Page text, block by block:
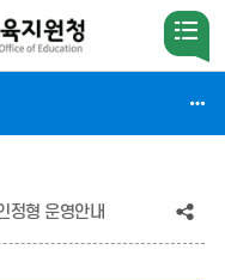
정형 운영안내
공